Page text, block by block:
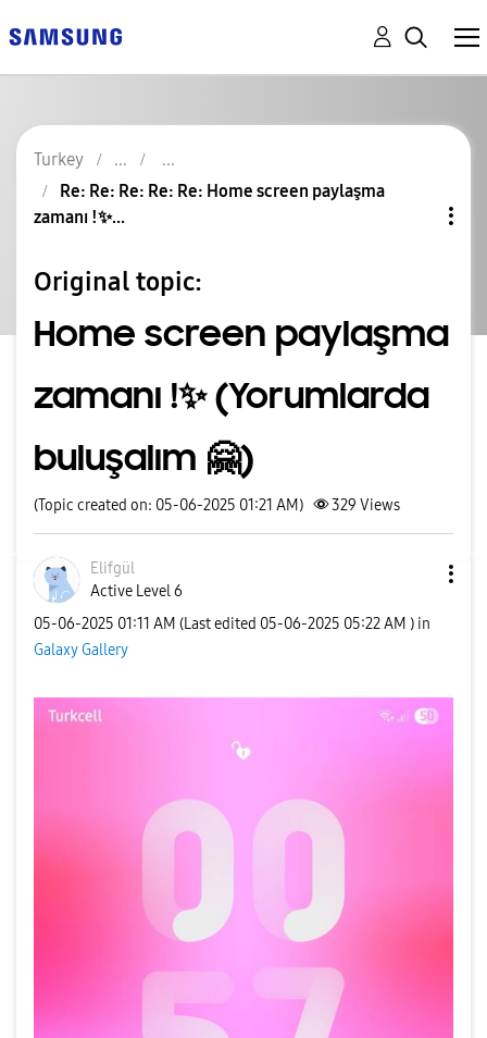
Turkey
Re: Re: Re: Re: Re: Home screen paylaşma
zamanı !✨...
Original topic:
Home screen paylaşma
zamanı !✨️ (Yorumlarda
buluşalım 🤗)
(Topic created on: 05-06-2025 01:21 AM) 329 Views
Elifgül
Active Level 6
‎05-06-2025 01:11 AM (Last edited ‎05-06-2025 05:22 AM ) in
Galaxy Gallery